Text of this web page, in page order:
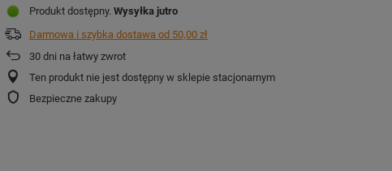
Produkt dostępny Wysyłka jutro
Darmowa i szybka dostawa od 50,00 zł
30 dni na łatwy zwrot
Ten produkt nie jest dostępny w sklepie stacjonarnym
Bezpieczne zakupy